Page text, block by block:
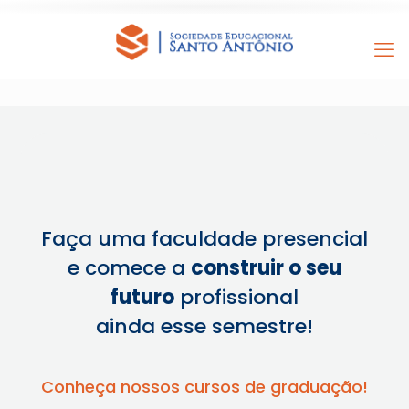
Faça uma faculdade presencial
e comece a construir o seu
futuro profissional
ainda esse semestre!
Conheça nossos cursos de graduação!